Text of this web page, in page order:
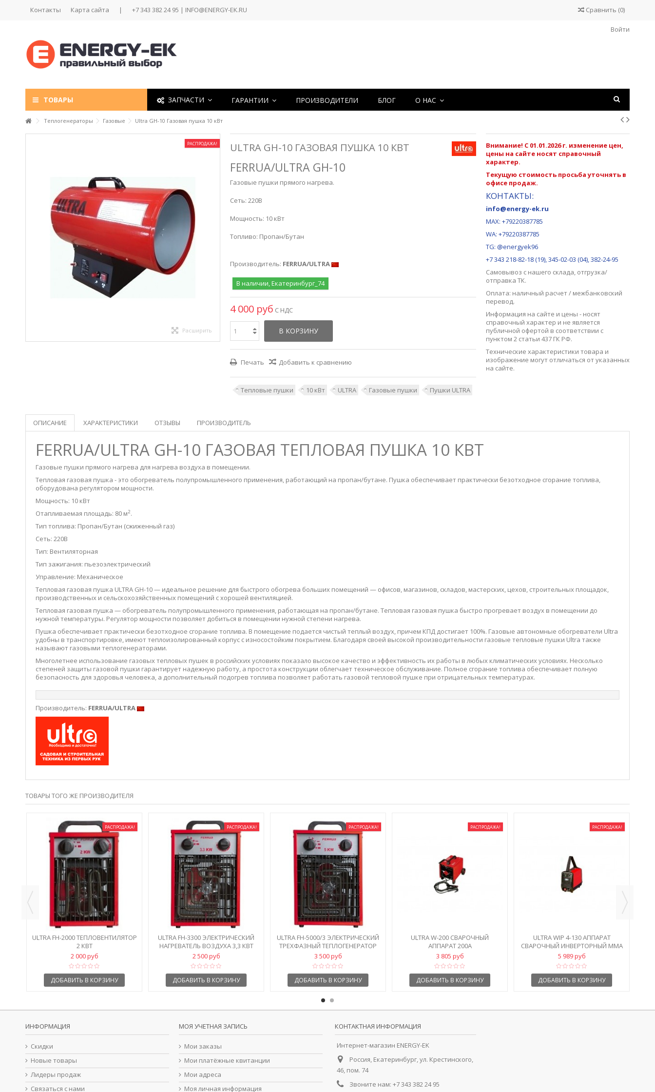
Контакты Карта сайта | +7 343 382 24 95 | INFO@ENERGY-EK.RU Сравнить (0)
Войти
ТОВАРЫ ЗАПЧАСТИ ГАРАНТИИ ПРОИЗВОДИТЕЛИ БЛОГ О НАС
Теплогенераторы Газовые Ultra GH-10 Газовая пушка 10 кВт
РАСПРОДАЖА!
Расширить
ULTRA GH-10 ГАЗОВАЯ ПУШКА 10 КВТ
FERRUA/ULTRA GH-10
Газовые пушки прямого нагрева.
Сеть: 220В
Мощность: 10 кВт
Топливо: Пропан/Бутан
Производитель: FERRUA/ULTRA
В наличии, Екатеринбург_74
4 000 руб С НДС
В КОРЗИНУ
Печать Добавить к сравнению
Тепловые пушки 10 кВт ULTRA Газовые пушки Пушки ULTRA
Внимание! С 01.01.2026 г. изменение цен,
цены на сайте носят справочный
характер.
Текущую стоимость просьба уточнять в
офисе продаж.
КОНТАКТЫ:
info@energy-ek.ru
MAX: +79220387785
WA: +79220387785
TG: @energyek96
+7 343 218-82-18 (19), 345-02-03 (04), 382-24-95
Самовывоз с нашего склада, отгрузка/
отправка ТК.
Оплата: наличный расчет / межбанковский
перевод.
Информация на сайте и цены - носят
справочный характер и не является
публичной офертой в соответствии с
пунктом 2 статьи 437 ГК РФ.
Технические характеристики товара и
изображение могут отличаться от указанных
на сайте.
ОПИСАНИЕ ХАРАКТЕРИСТИКИ ОТЗЫВЫ ПРОИЗВОДИТЕЛЬ
FERRUA/ULTRA GH-10 ГАЗОВАЯ ТЕПЛОВАЯ ПУШКА 10 КВТ
Газовые пушки прямого нагрева для нагрева воздуха в помещении.
Тепловая газовая пушка - это обогреватель полупромышленного применения, работающий на пропан/бутане. Пушка обеспечивает практически безотходное сгорание топлива,
оборудована регулятором мощности.
Мощность: 10 кВт
Отапливаемая площадь: 80 м2.
Тип топлива: Пропан/Бутан (сжиженный газ)
Сеть: 220В
Тип: Вентиляторная
Тип зажигания: пьезоэлектрический
Управление: Механическое
Тепловая газовая пушка ULTRA GH-10 — идеальное решение для быстрого обогрева больших помещений — офисов, магазинов, складов, мастерских, цехов, строительных площадок,
производственных и сельскохозяйственных помещений с хорошей вентиляцией.
Тепловая газовая пушка — обогреватель полупромышленного применения, работающая на пропан/бутане. Тепловая газовая пушка быстро прогревает воздух в помещении до
нужной температуры. Регулятор мощности позволяет добиться в помещении нужной степени нагрева.
Пушка обеспечивает практически безотходное сгорание топлива. В помещение подается чистый теплый воздух, причем КПД достигает 100%. Газовые автономные обогреватели Ultra
удобны в транспортировке, имеют теплоизолированный корпус с износостойким покрытием. Благодаря своей высокой производительности газовые тепловые пушки Ultra также
называют газовыми теплогенераторами.
Многолетнее использование газовых тепловых пушек в российских условиях показало высокое качество и эффективность их работы в любых климатических условиях. Несколько
степеней защиты газовой пушки гарантирует надежную работу, а простота конструкции облегчает техническое обслуживание. Полное сгорание топлива обеспечивает полную
безопасность для здоровья человека, а дополнительный подогрев топлива позволяет работать газовой тепловой пушке при отрицательных температурах.
Производитель: FERRUA/ULTRA
ТОВАРЫ ТОГО ЖЕ ПРОИЗВОДИТЕЛЯ
РАСПРОДАЖА!
ULTRA FH-2000 ТЕПЛОВЕНТИЛЯТОР
2 КВТ
2 000 руб
ДОБАВИТЬ В КОРЗИНУ
РАСПРОДАЖА!
ULTRA FH-3300 ЭЛЕКТРИЧЕСКИЙ
НАГРЕВАТЕЛЬ ВОЗДУХА 3,3 КВТ
2 500 руб
ДОБАВИТЬ В КОРЗИНУ
РАСПРОДАЖА!
ULTRA FH-5000/3 ЭЛЕКТРИЧЕСКИЙ
ТРЕХФАЗНЫЙ ТЕПЛОГЕНЕРАТОР
3 500 руб
ДОБАВИТЬ В КОРЗИНУ
РАСПРОДАЖА!
ULTRA W-200 СВАРОЧНЫЙ
АППАРАТ 200А
3 805 руб
ДОБАВИТЬ В КОРЗИНУ
РАСПРОДАЖА!
ULTRA WIP 4-130 АППАРАТ
СВАРОЧНЫЙ ИНВЕРТОРНЫЙ MMA
5 989 руб
ДОБАВИТЬ В КОРЗИНУ
ИНФОРМАЦИЯ
Скидки
Новые товары
Лидеры продаж
Связаться с нами
МОЯ УЧЕТНАЯ ЗАПИСЬ
Мои заказы
Мои платёжные квитанции
Мои адреса
Моя личная информация
КОНТАКТНАЯ ИНФОРМАЦИЯ
Интернет-магазин ENERGY-EK
Россия, Екатеринбург, ул. Крестинского,
46, пом. 74
Звоните нам: +7 343 382 24 95